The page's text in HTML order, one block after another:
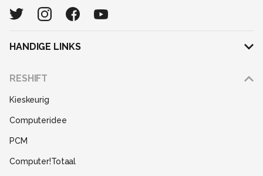
HANDIGE LINKS
RESHIFT
Kieskeurig
Computeridee
PCM
Computer!Totaal